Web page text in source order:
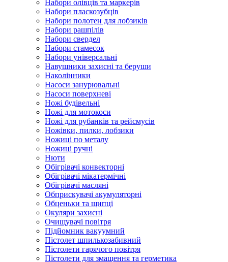
Набори олівців та маркерів
Набори пласкозубців
Набори полотен для лобзиків
Набори рашпілів
Набори свердел
Набори стамесок
Набори універсальні
Навушники захисні та беруши
Наколінники
Насоси занурювальні
Насоси поверхневі
Ножі будівельні
Ножі для мотокоси
Ножі для рубанків та рейсмусів
Ножівки, пилки, лобзики
Ножиці по металу
Ножиці ручні
Нюти
Обігрівачі конвекторні
Обігрівачі мікатермічні
Обігрівачі масляні
Обприскувачі акумуляторні
Обценьки та щипці
Окуляри захисні
Очищувачі повітря
Підйомник вакуумний
Пістолет шпилькозабивний
Пістолети гарячого повітря
Пістолети для змащення та герметика